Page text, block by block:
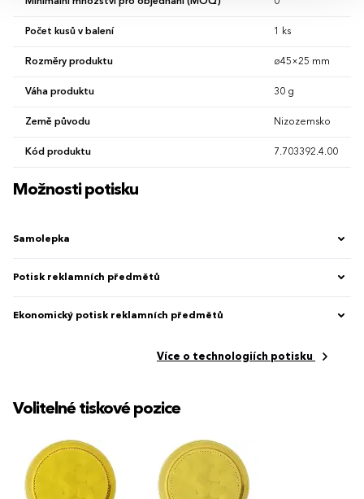
Počet kusů v balení 1 ks
Rozměry produktu ø45×25 mm
Váha produktu 30 g
Země původu Nizozemsko
Kód produktu 7.703392.4.00
Možnosti potisku
Samolepka
Potisk reklamních předmětů
Ekonomický potisk reklamních předmětů
Více o technologiích potisku
Volitelné tiskové pozice